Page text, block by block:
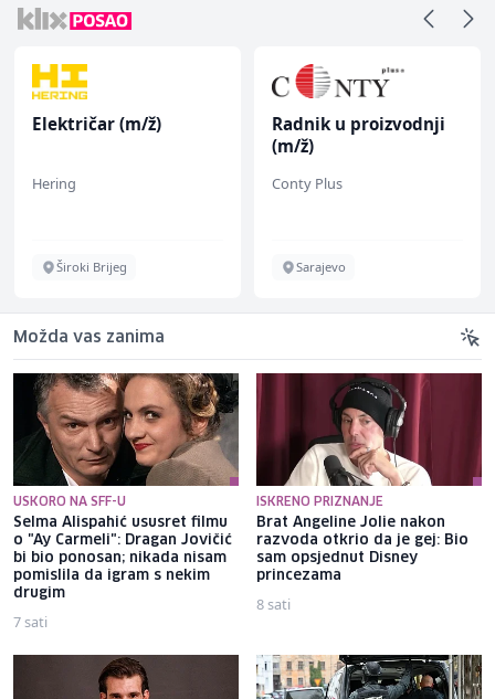
Električar (m/ž)
Hering
Široki Brijeg
Radnik u proizvodnji
(m/ž)
Conty Plus
Sarajevo
Možda vas zanima
USKORO NA SFF-U
Selma Alispahić ususret filmu
o "Ay Carmeli": Dragan Jovičić
bi bio ponosan; nikada nisam
pomislila da igram s nekim
drugim
7 sati
ISKRENO PRIZNANJE
Brat Angeline Jolie nakon
razvoda otkrio da je gej: Bio
sam opsjednut Disney
princezama
8 sati